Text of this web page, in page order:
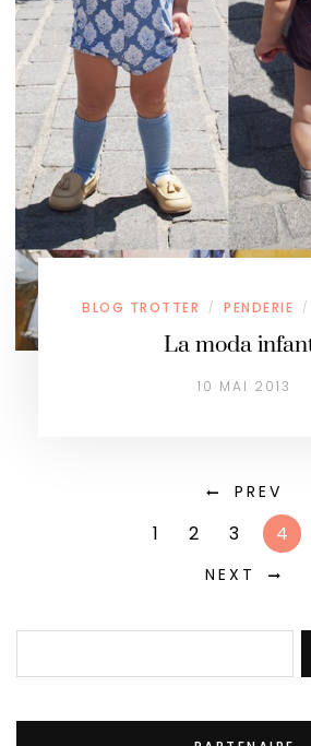
BLOG TROTTER / PENDERIE /
La moda
10 MAI 2013
PREV
1 2 3 4
NEXT